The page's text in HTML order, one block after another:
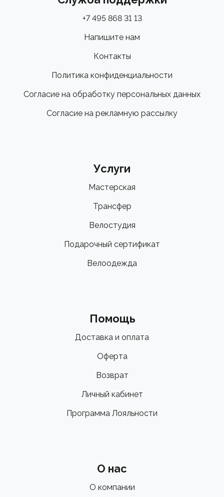
+7 495 868 31 13
Напишите нам
Контакты
Политика конфиденциальности
Согласие на обработку персональных данных
Согласие на рекламную рассылку
Услуги
Мастерская
Трансфер
Велостудия
Подарочный сертификат
Велоодежда
Помощь
Доставка и оплата
Оферта
Возврат
Личный кабинет
Программа Лояльности
О нас
О компании